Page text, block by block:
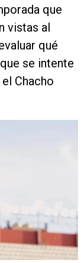
que
vistas al
qué
se intente
Chacho